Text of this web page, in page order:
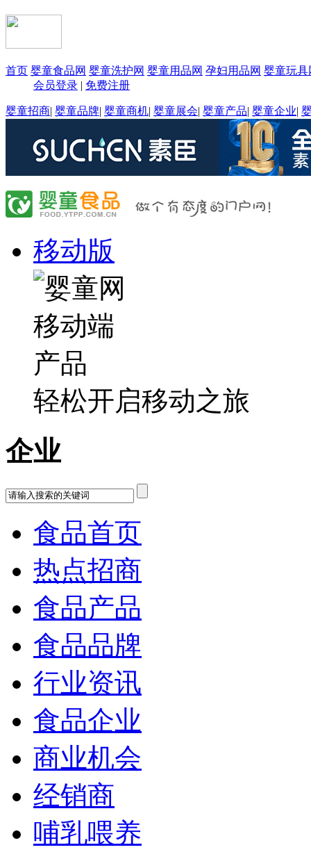
首页 婴童食品网 婴童洗护网 婴童用品网 孕妇用品网 婴童玩具
会员登录 | 免费注册
婴童招商| 婴童品牌| 婴童商机| 婴童展会| 婴童产品| 婴童企业|
移动版
轻松开启移动之旅
企业
食品首页
热点招商
食品产品
食品品牌
行业资讯
食品企业
商业机会
经销商
哺乳喂养